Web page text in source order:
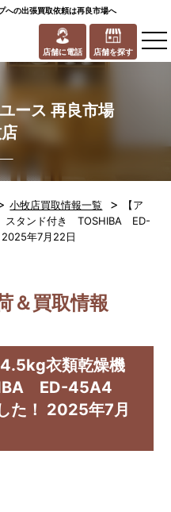
への出張買取依頼は再良市場へ
店舗に電話 店舗を探す
ース 再良市場
小牧店買取情報一覧 >
【ア
スタンド付き TOSHIBA ED-
年7月22日
＆買取情報
4.5kg衣類乾燥機
ED-45A4
！ 2025年7月